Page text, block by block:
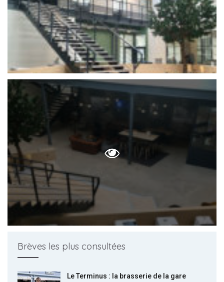
Brèves les plus consultées
Le Terminus : la brasserie de la gare